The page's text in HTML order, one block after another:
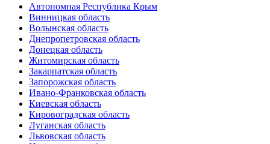
Автономная Республика Крым
Винницкая область
Волынская область
Днепропетровская область
Донецкая область
Житомирская область
Закарпатская область
Запорожская область
Ивано-Франковская область
Киевская область
Кировоградская область
Луганская область
Львовская область